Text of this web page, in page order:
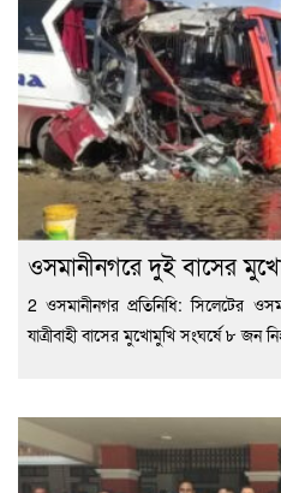
ওসমানীনগরে দুই বাসের
2 ওসমানীনগর প্রতিনিধি: সিলেটের
যাত্রীবাহী বাসের মুখোমুখি সংঘর্ষে ৮